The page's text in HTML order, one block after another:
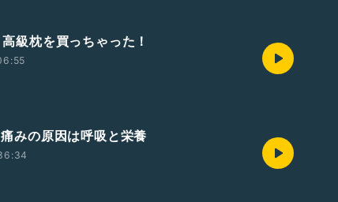
級枕を買っちゃった！
みの原因は呼吸と栄養